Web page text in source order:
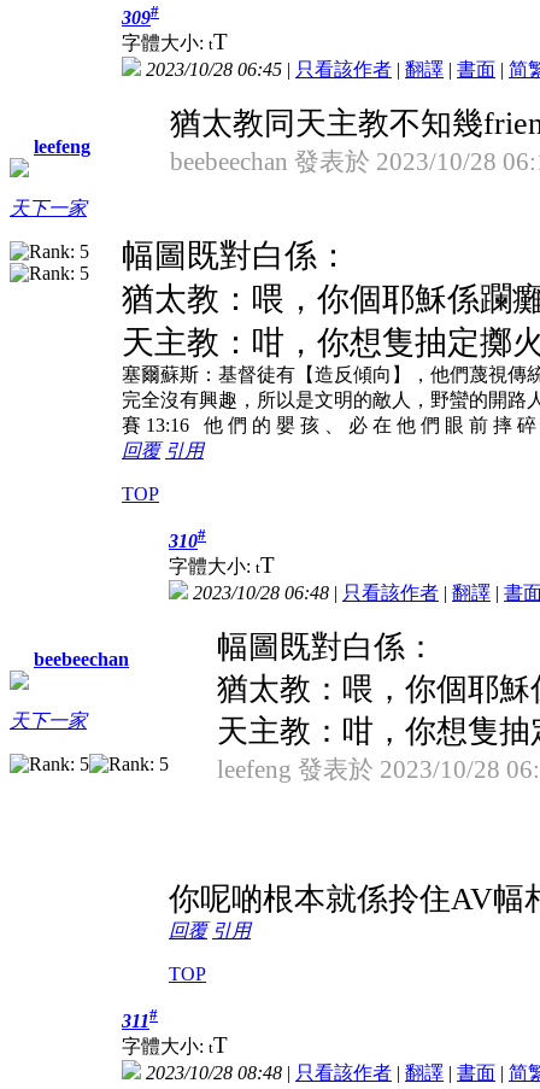
leefeng
天下一家
309#
字體大小: tT
2023/10/28 06:45 | 只看該作者 | 翻譯 | 書面 | 简
猶太教同天主教不知幾
beebeechan 發表於 2023/10/28
幅圖既對白係：
猶太教：喂，你個耶穌係躝
天主教：咁，你想隻抽定擲
塞爾蘇斯：基督徒有【造反傾向】，他們蔑視傳
完全沒有興趣，所以是文明的敵人，野蠻的開路
賽 13:16 他 們 的 嬰 孩 、 必 在 他 們 眼 前 摔
回覆 引用
TOP
beebeechan
天下一家
310#
字體大小: tT
2023/10/28 06:48 | 只看該作者 | 翻譯 | 書
幅圖既對白係：
猶太教：喂，你個耶
天主教：咁，你想隻
leefeng 發表於 2023/10/28
你呢啲根本就係拎住AV幅
回覆 引用
TOP
311#
字體大小: tT
2023/10/28 08:48 | 只看該作者 | 翻譯 | 書面 | 简